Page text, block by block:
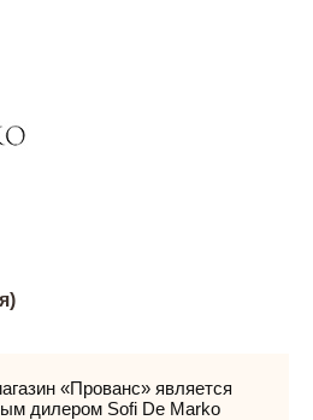
«Прованс» является
дилером Sofi De Marko